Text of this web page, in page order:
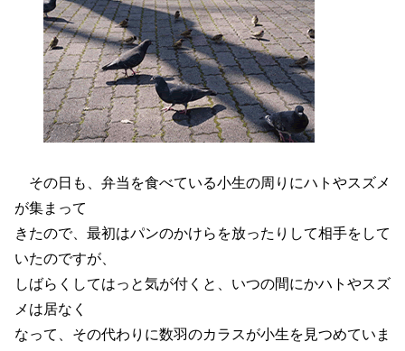
その日も、弁当を食べている小生の周りにハトやスズメ
が集まって
きたので、最初はパンのかけらを放ったりして相手をして
いたのですが、
しばらくしてはっと気が付くと、いつの間にかハトやスズ
メは居なく
なって、その代わりに数羽のカラスが小生を見つめていま